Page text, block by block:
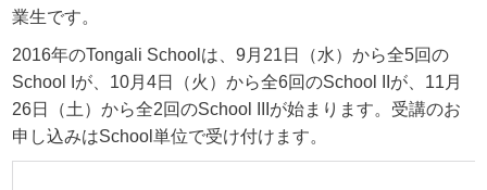
業生です。
2016年のTongali Schoolは、9月21日（水）から全5回の
School Iが、10月4日（火）から全6回のSchool IIが、11月
26日（土）から全2回のSchool IIIが始まります。受講のお
申し込みはSchool単位で受け付けます。